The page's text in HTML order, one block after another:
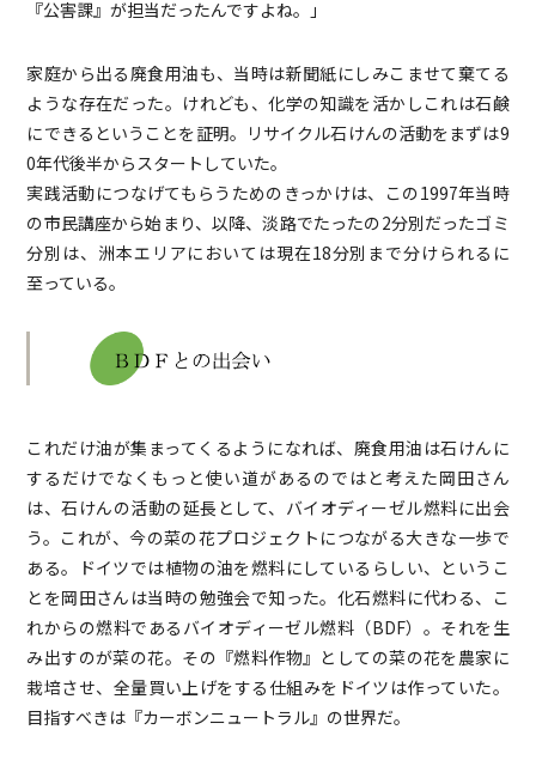
『公害課』が担当だったんですよね。」
家庭から出る廃食用油も、当時は新聞紙にしみこませて棄てる
ような存在だった。けれども、化学の知識を活かしこれは石鹸
にできるということを証明。リサイクル石けんの活動をまずは9
0年代後半からスタートしていた。
実践活動につなげてもらうためのきっかけは、この1997年当時
の市民講座から始まり、以降、淡路でたったの2分別だったゴミ
分別は、洲本エリアにおいては現在18分別まで分けられるに
至っている。
これだけ油が集まってくるようになれば、廃食用油は石けんに
するだけでなくもっと使い道があるのではと考えた岡田さん
は、石けんの活動の延長として、バイオディーゼル燃料に出会
う。これが、今の菜の花プロジェクトにつながる大きな一歩で
ある。ドイツでは植物の油を燃料にしているらしい、というこ
とを岡田さんは当時の勉強会で知った。化石燃料に代わる、こ
れからの燃料であるバイオディーゼル燃料（BDF）。それを生
み出すのが菜の花。その『燃料作物』としての菜の花を農家に
栽培させ、全量買い上げをする仕組みをドイツは作っていた。
目指すべきは『カーボンニュートラル』の世界だ。